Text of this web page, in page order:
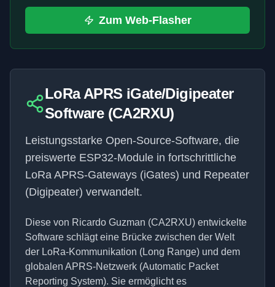
Zum Web-Flasher
LoRa APRS iGate/Digipeater
Software (CA2RXU)
Leistungsstarke Open-Source-Software, die
preiswerte ESP32-Module in fortschrittliche
LoRa APRS-Gateways (iGates) und Repeater
(Digipeater) verwandelt.
Diese von Ricardo Guzman (CA2RXU) entwickelte
Software schlägt eine Brücke zwischen der Welt
der LoRa-Kommunikation (Long Range) und dem
globalen APRS-Netzwerk (Automatic Packet
Reporting System). Sie ermöglicht es